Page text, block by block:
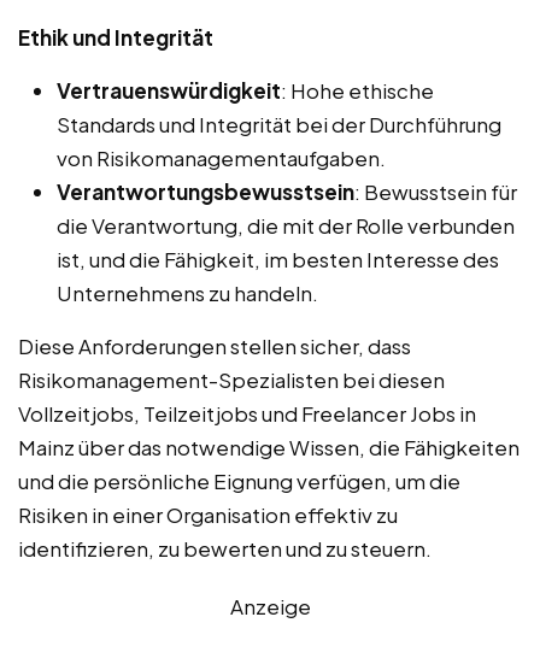
Ethik und Integrität
Vertrauenswürdigkeit: Hohe ethische
Standards und Integrität bei der Durchführung
von Risikomanagementaufgaben.
Verantwortungsbewusstsein: Bewusstsein für
die Verantwortung, die mit der Rolle verbunden
ist, und die Fähigkeit, im besten Interesse des
Unternehmens zu handeln.
Diese Anforderungen stellen sicher, dass
Risikomanagement-Spezialisten bei diesen
Vollzeitjobs, Teilzeitjobs und Freelancer Jobs in
Mainz über das notwendige Wissen, die Fähigkeiten
und die persönliche Eignung verfügen, um die
Risiken in einer Organisation effektiv zu
identifizieren, zu bewerten und zu steuern.
Anzeige